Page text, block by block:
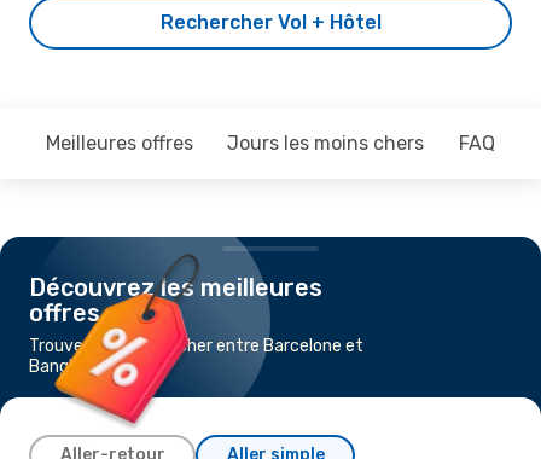
Rechercher Vol + Hôtel
Meilleures offres Jours les moins chers FAQ
Découvrez les meilleures
offres
Trouvez un vol pas cher entre Barcelone et
Bangkok
Aller-retour Aller simple